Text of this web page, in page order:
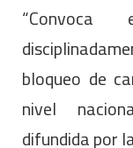
bloqueo de
nivel
difundida por